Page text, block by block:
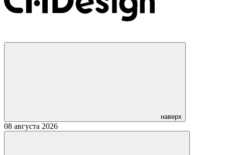
наверх
08 августа 2026